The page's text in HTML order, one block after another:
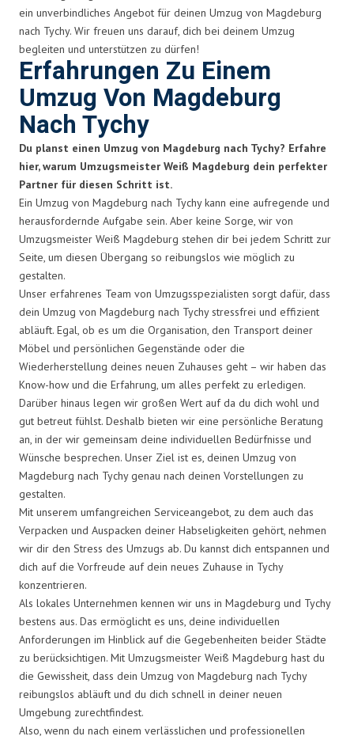
ein unverbindliches Angebot für deinen Umzug von Magdeburg
nach Tychy. Wir freuen uns darauf, dich bei deinem Umzug
begleiten und unterstützen zu dürfen!
Erfahrungen Zu Einem
Umzug Von Magdeburg
Nach Tychy
Du planst einen Umzug von Magdeburg nach Tychy? Erfahre
hier, warum Umzugsmeister Weiß Magdeburg dein perfekter
Partner für diesen Schritt ist.
Ein Umzug von Magdeburg nach Tychy kann eine aufregende und
herausfordernde Aufgabe sein. Aber keine Sorge, wir von
Umzugsmeister Weiß Magdeburg stehen dir bei jedem Schritt zur
Seite, um diesen Übergang so reibungslos wie möglich zu
gestalten.
Unser erfahrenes Team von Umzugsspezialisten sorgt dafür, dass
dein Umzug von Magdeburg nach Tychy stressfrei und effizient
abläuft. Egal, ob es um die Organisation, den Transport deiner
Möbel und persönlichen Gegenstände oder die
Wiederherstellung deines neuen Zuhauses geht – wir haben das
Know-how und die Erfahrung, um alles perfekt zu erledigen.
Darüber hinaus legen wir großen Wert auf da du dich wohl und
gut betreut fühlst. Deshalb bieten wir eine persönliche Beratung
an, in der wir gemeinsam deine individuellen Bedürfnisse und
Wünsche besprechen. Unser Ziel ist es, deinen Umzug von
Magdeburg nach Tychy genau nach deinen Vorstellungen zu
gestalten.
Mit unserem umfangreichen Serviceangebot, zu dem auch das
Verpacken und Auspacken deiner Habseligkeiten gehört, nehmen
wir dir den Stress des Umzugs ab. Du kannst dich entspannen und
dich auf die Vorfreude auf dein neues Zuhause in Tychy
konzentrieren.
Als lokales Unternehmen kennen wir uns in Magdeburg und Tychy
bestens aus. Das ermöglicht es uns, deine individuellen
Anforderungen im Hinblick auf die Gegebenheiten beider Städte
zu berücksichtigen. Mit Umzugsmeister Weiß Magdeburg hast du
die Gewissheit, dass dein Umzug von Magdeburg nach Tychy
reibungslos abläuft und du dich schnell in deiner neuen
Umgebung zurechtfindest.
Also, wenn du nach einem verlässlichen und professionellen